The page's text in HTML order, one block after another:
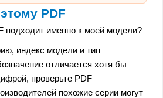
PDF
подходит именно к моей модели?
индекс модели и тип
отличается хотя бы
проверьте PDF
похожие серии могут